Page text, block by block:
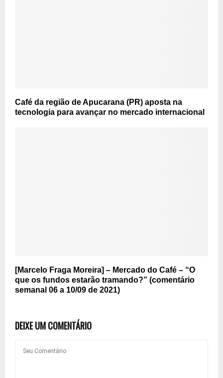
Café da região de Apucarana (PR) aposta na
tecnologia para avançar no mercado internacional
[Marcelo Fraga Moreira] – Mercado do Café – “O
que os fundos estarão tramando?” (comentário
semanal 06 a 10/09 de 2021)
DEIXE UM COMENTÁRIO